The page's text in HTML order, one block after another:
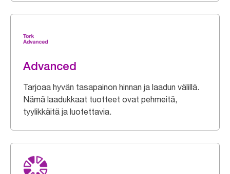
Advanced
Tarjoaa hyvän tasapainon hinnan ja laadun välillä.
Nämä laadukkaat tuotteet ovat pehmeitä,
tyylikkäitä ja luotettavia.